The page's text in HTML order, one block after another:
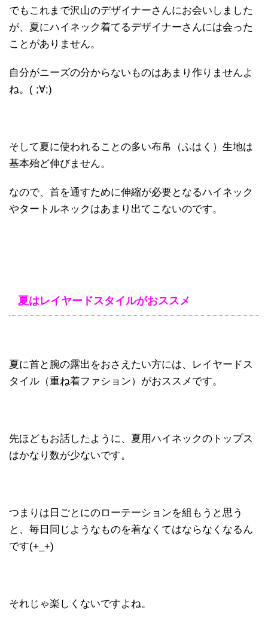
でもこれまで沢山のデザイナーさんにお会いしました
が、夏にハイネック着てるデザイナーさんには会った
ことがありません。
自分がニーズの分からないものはあまり作りませんよ
ね。( ;∀;)
そして夏に使われることの多い布帛（ふはく）生地は
基本殆ど伸びません。
なので、首を通すために伸縮が必要となるハイネック
やタートルネックはあまり出てこないのです。
夏はレイヤードスタイルがおススメ
夏に首と腕の露出をおさえたい方には、レイヤードス
タイル（重ね着ファション）がおススメです。
先ほどもお話したように、夏用ハイネックのトップス
はかなり数が少ないです。
つまりは日ごとにのローテーションを組もうと思う
と、毎日同じようなものを着なくてはならなくなるん
です(+_+)
それじゃ楽しくないですよね。